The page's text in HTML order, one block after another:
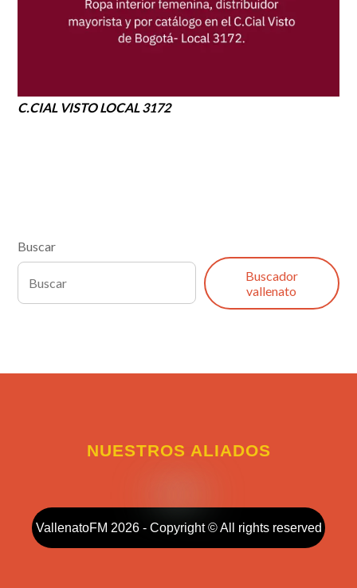
C.CIAL VISTO LOCAL 3172
Buscar
Buscador
vallenato
NUESTROS ALIADOS
VallenatoFM 2026 - Copyright © All rights reserved